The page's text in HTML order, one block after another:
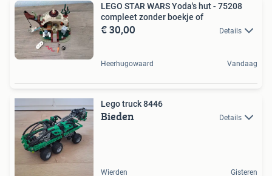
LEGO STAR WARS Yoda's hut - 75208
compleet zonder boekje of
€ 30,00 Details
Heerhugowaard Vandaag
Lego truck 8446
Bieden Details
Wierden Gisteren